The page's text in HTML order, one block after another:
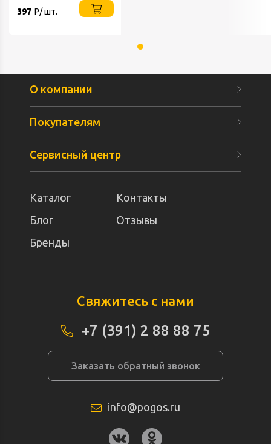
397 Р/ шт.
О компании
Покупателям
Сервисный центр
Каталог
Контакты
Блог
Отзывы
Бренды
Свяжитесь с нами
+7 (391) 2 88 88 75
Заказать обратный звонок
info@pogos.ru